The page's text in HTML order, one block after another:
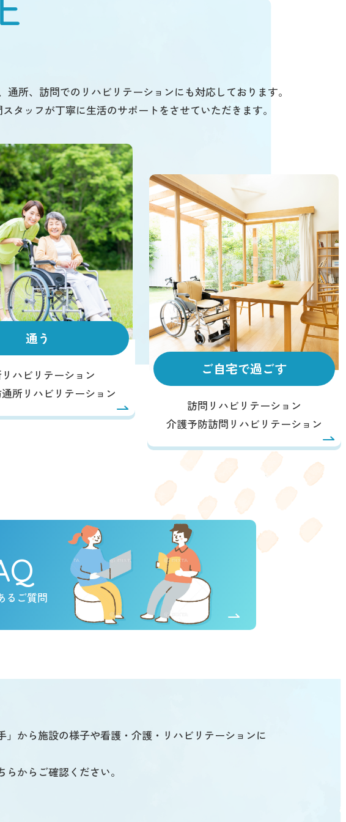
所、訪問でのリハビリテーションにも対応しております。
タッフが丁寧に生活のサポートをさせていただきます。
通う
ハビリテーション
所リハビリテーション
ご自宅で過ごす
訪問リハビリテーション
介護予防訪問リハビリテーション
るご質問
から施設の様子や看護・介護・リハビリテーションに
からご確認ください。